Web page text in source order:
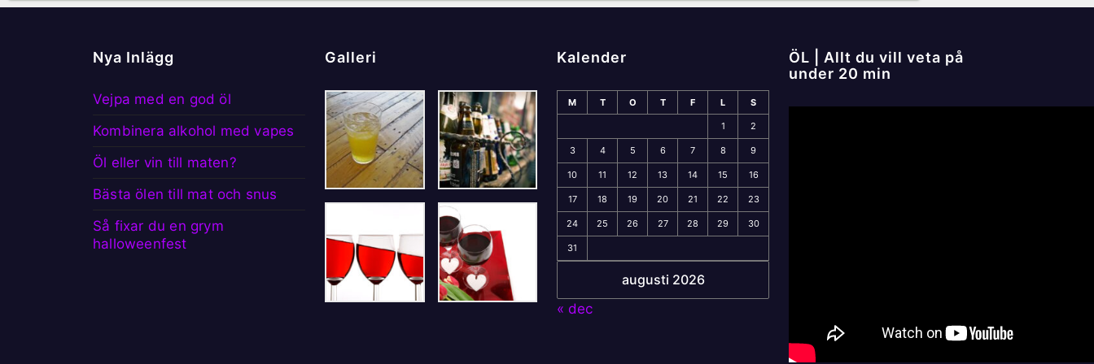
Nya Inlägg
Vejpa med en god öl
Kombinera alkohol med vapes
Öl eller vin till maten?
Bästa ölen till mat och snus
Så fixar du en grym
halloweenfest
Galleri Kalender
augusti 2026
M T O T F L S
1 2
3 4 5 6 7 8 9
10 11 12 13 14 15 16
17 18 19 20 21 22 23
24 25 26 27 28 29 30
31
« dec
ÖL | Allt du vill veta på
under 20 min